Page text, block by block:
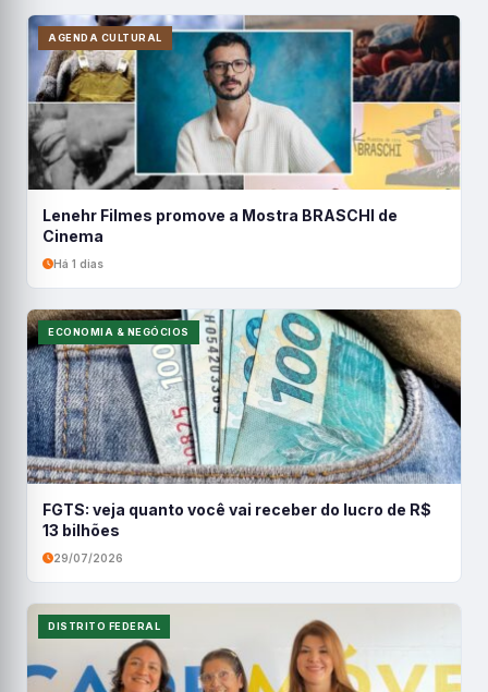
AGENDA CULTURAL
Lenehr Filmes promove a Mostra BRASCHI de
Cinema
Há 1 dias
ECONOMIA & NEGÓCIOS
FGTS: veja quanto você vai receber do lucro de R$
13 bilhões
29/07/2026
DISTRITO FEDERAL